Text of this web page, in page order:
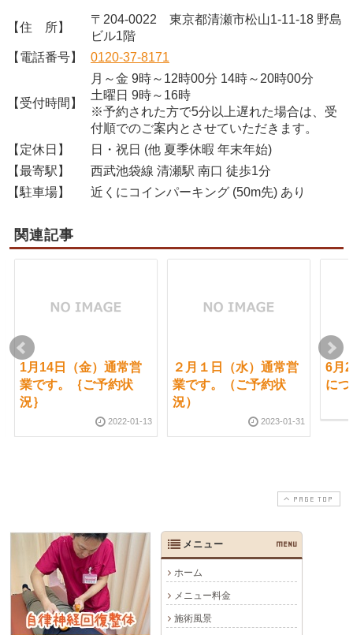
【住 所】
〒204-0022 東京都清瀬市松山1-11-18 野島
ビル1階
【電話番号】
0120-37-8171
【受付時間】
月～金 9時～12時00分 14時～20時00分
土曜日 9時～16時
※予約された方で5分以上遅れた場合は、受
付順でのご案内とさせていただきます。
【定休日】
日・祝日 (他 夏季休暇 年末年始)
【最寄駅】
西武池袋線 清瀬駅 南口 徒歩1分
【駐車場】
近くにコインパーキング (50m先) あり
関連記事
1月14日（金）通常営
業です。｛ご予約状
況｝
2022-01-13
２月１日（水）通常営
業です。（ご予約状
況）
2023-01-31
6月
に
PAGE TOP
メニュー MENU
ホーム
メニュー料金
施術風景